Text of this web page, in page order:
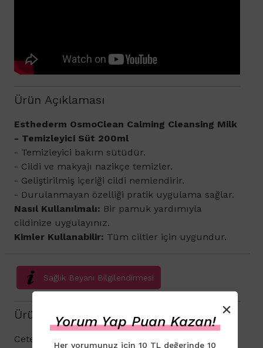
Ürün Açıklaması
​Esthederm OsmoClean Calming Cleansing Milk
- Temizleyici Süt 200ml
- Temizleyici bakım sütüdür.
- Cildi ve makyajı nazikçe temizler.
- Geliştirilmiş içeriği cildi nemlendirir.
- Durulanmayan özelliği pratik uygulama sağlar.
Nasıl Kullanılmalı: Bir pamuk yardımıyla
cildinize uygulayınız.
Kimler Kullanabilir: Tüm ciltler için uygundur.
Sağlık Beyanı Bilgilendirmesi
Ürün İçeriği
Cetearyl İsononanoate, Cetyl Alcohol, Dicaprylyl
×
Yorum Yap Puan Kazan!
Her yorumunuz için 10 TL değerinde 10